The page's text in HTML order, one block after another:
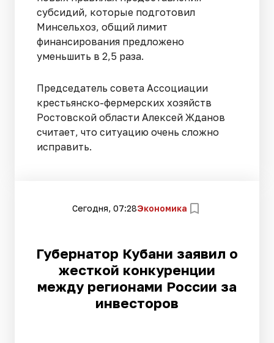
субсидий, которые подготовил
Минсельхоз, общий лимит
финансирования предложено
уменьшить в 2,5 раза.
Председатель совета Ассоциации
крестьянско-фермерских хозяйств
Ростовской области Алексей Жданов
считает, что ситуацию очень сложно
исправить.
Сегодня, 07:28Экономика
Губернатор Кубани заявил о
жесткой конкуренции
между регионами России за
инвесторов